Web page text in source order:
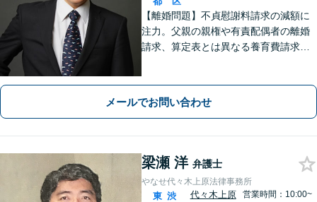
【離婚問題】不貞慰謝料請求の減額に
注力。父親の親権や有責配偶者の離婚
請求、算定表とは異なる養育費請求な
方にも対応。最後まで粘り強くサポー
メールでお問い合わせ
梁瀬 洋 弁護士
やなせ代々木上原法律事務所
東 渋
代々木上原
営業時間：10:00~